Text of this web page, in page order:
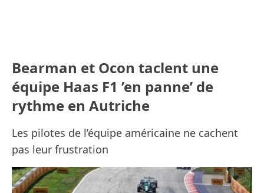
Bearman et Ocon taclent une
équipe Haas F1 ’en panne’ de
rythme en Autriche
Les pilotes de l’équipe américaine ne cachent
pas leur frustration